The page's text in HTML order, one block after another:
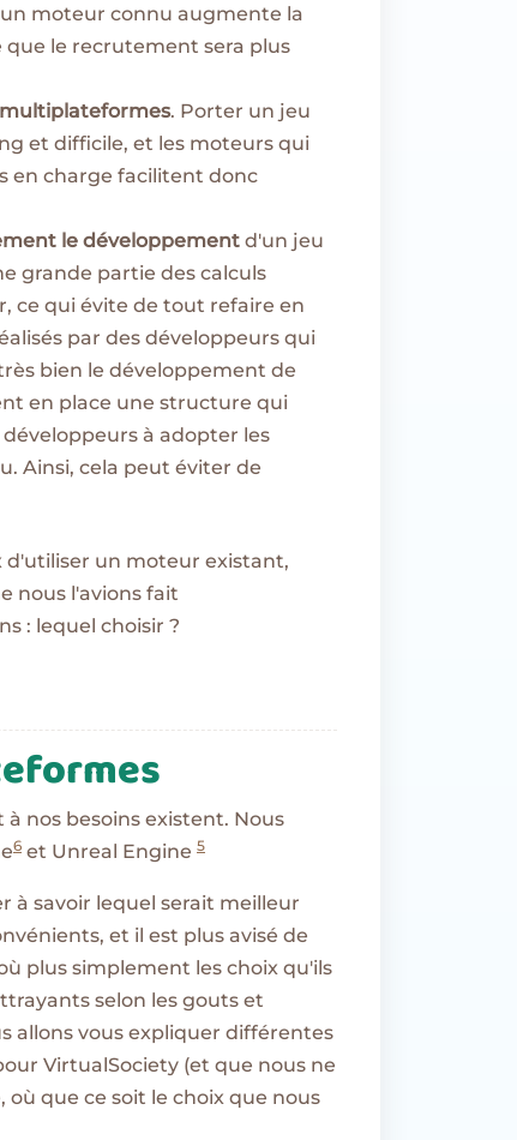
moteur connu augmente la
que le recrutement sera plus
multiplateformes. Porter un jeu
et difficile, et les moteurs qui
en charge facilitent donc
le développementd'un jeu
grande partie des calculs
ce qui évite de tout refaire en
par des développeurs qui
bien le développement de
en place une structure qui
à adopter les
Ainsi, cela peut éviter de
d'utiliser un moteur existant,
nous l'avions fait
: lequel choisir ?
nos besoins existent. Nous
6 et Unreal Engine 5
à savoir lequel serait meilleur
et il est plus avisé de
plus simplement les choix qu'ils
selon les gouts et
allons vous expliquer différentes
VirtualSociety (et que nous ne
que ce soit le choix que nous